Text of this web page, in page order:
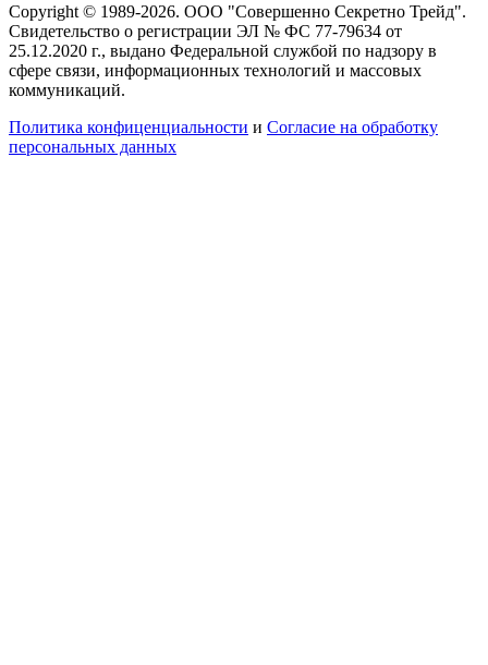
Copyright © 1989-2026. ООО "Совершенно Секретно Трейд".
Свидетельство о регистрации ЭЛ № ФС 77-79634 от
25.12.2020 г., выдано Федеральной службой по надзору в
сфере связи, информационных технологий и массовых
коммуникаций.
Политика конфиценциальности и Согласие на обработку
персональных данных